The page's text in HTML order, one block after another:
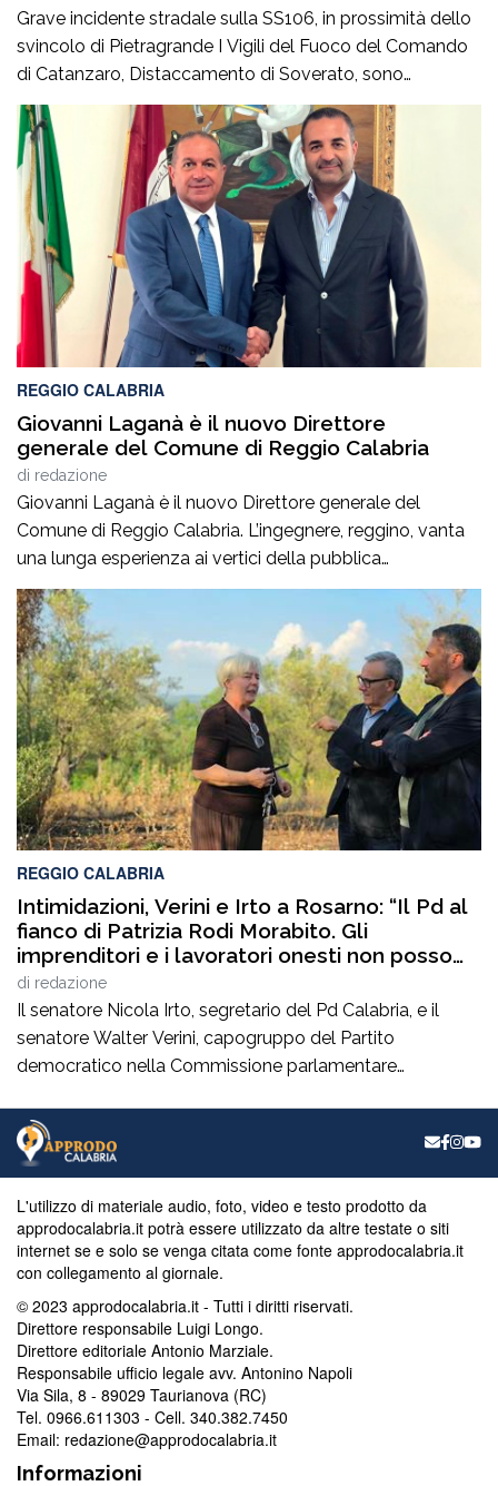
Grave incidente stradale sulla SS106, in prossimità dello
svincolo di Pietragrande I Vigili del Fuoco del Comando
di Catanzaro, Distaccamento di Soverato, sono
intervenuti sulla SS106, in prossimità dello svincolo per la
località Pietragrande, per un grave incidente stradale che
ha coinvolto una Fiat Panda, un’Audi e una
motocicletta.Nel sinistro ha perso la vita il […]
REGGIO CALABRIA
Giovanni Laganà è il nuovo Direttore
generale del Comune di Reggio Calabria
di redazione
Giovanni Laganà è il nuovo Direttore generale del
Comune di Reggio Calabria. L’ingegnere, reggino, vanta
una lunga esperienza ai vertici della pubblica
amministrazione e della gestione delle infrastrutture in
Calabria ed in Sicilia. È stato Vice Direttore regionale
Anas Sicilia, Capo Compartimento Anas Calabria,
Direttore generale della Regione Calabria e Direttore
generale della ItalConsult Spa, […]
REGGIO CALABRIA
Intimidazioni, Verini e Irto a Rosarno: “Il Pd al
fianco di Patrizia Rodi Morabito. Gli
imprenditori e i lavoratori onesti non posso
essere lasciati da soli”
di redazione
Il senatore Nicola Irto, segretario del Pd Calabria, e il
senatore Walter Verini, capogruppo del Partito
democratico nella Commissione parlamentare
imprenditrice agricola di Rosarno (Rc) la cui azienda è
stata più volte colpita da incendi, furti e danneggiamenti.
L’ultimo grave episodio si è verificato nei giorni scorsi […]
L'utilizzo di materiale audio, foto, video e testo prodotto da
approdocalabria.it potrà essere utilizzato da altre testate o siti
internet se e solo se venga citata come fonte approdocalabria.it
con collegamento al giornale.
© 2023 approdocalabria.it - Tutti i diritti riservati.
Direttore responsabile Luigi Longo.
Direttore editoriale Antonio Marziale.
Responsabile ufficio legale avv. Antonino Napoli
Via Sila, 8 - 89029 Taurianova (RC)
Tel. 0966.611303 - Cell. 340.382.7450
Email: redazione@approdocalabria.it
Informazioni